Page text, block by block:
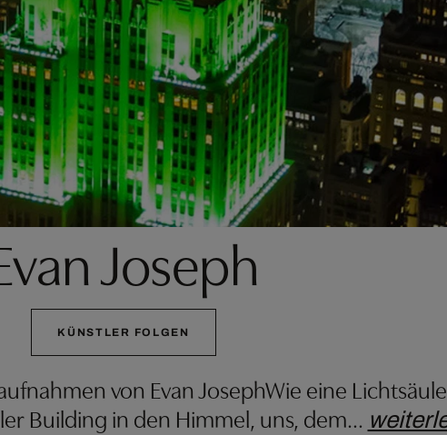
Joseph
KÜNSTLER FOLGEN
von Evan JosephWie eine
Building in den Himmel, uns, dem…